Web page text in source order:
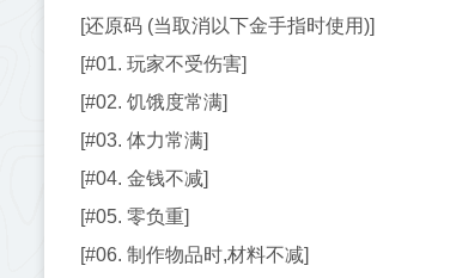
[还原码 (当取消以下金手指时使用)]
[#01. 玩家不受伤害]
[#02. 饥饿度常满]
[#03. 体力常满]
[#04. 金钱不减]
[#05. 零负重]
[#06. 制作物品时,材料不减]